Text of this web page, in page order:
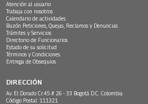
Atención al usuario
Trabaja con nosotros
Calendario de actividades
Buzón Peticiones, Quejas, Reclamos y Denuncias
Trámites y Servicios
Directorio de Funcionarios
Estado de su solicitud
Términos y Condiciones
Entrega de Obsequios
DIRECCIÓN
Av. El Dorado Cr.45 # 26 - 33 Bogotá D.C. Colombia.
Código Postal: 111321